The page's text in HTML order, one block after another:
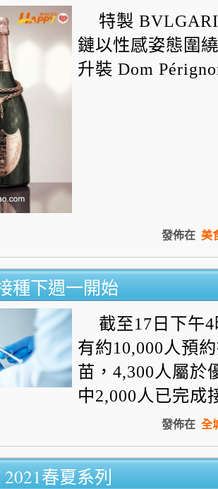
特製
鏈以性感姿態圍
升裝 Dom
發佈在 美
種下週一開始
截至17日下午
有約10,000人預
苗，4,300人屬於
中2,000人已完
發佈在 全
春夏系列